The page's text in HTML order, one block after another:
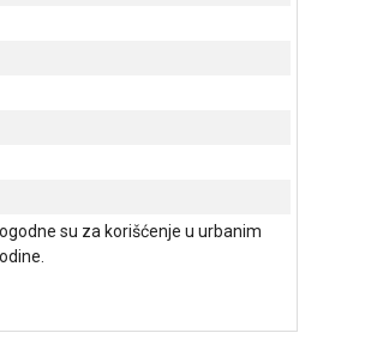
su za korišćenje u urbanim